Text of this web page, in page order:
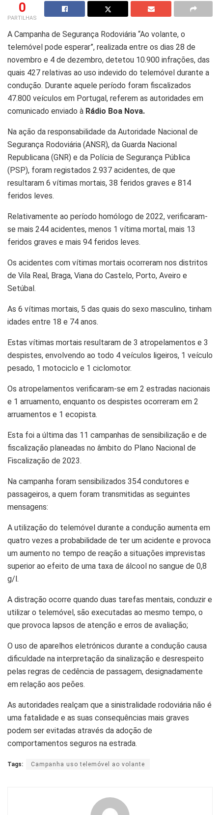
0
PARTILHAS
A Campanha de Segurança Rodoviária “Ao volante, o
telemóvel pode esperar”, realizada entre os dias 28 de
novembro e 4 de dezembro, detetou 10.900 infrações, das
quais 427 relativas ao uso indevido do telemóvel durante a
condução. Durante aquele período foram fiscalizados
47.800 veículos em Portugal, referem as autoridades em
comunicado enviado à Rádio Boa Nova.
Na ação da responsabilidade da Autoridade Nacional de
Segurança Rodoviária (ANSR), da Guarda Nacional
Republicana (GNR) e da Polícia de Segurança Pública
(PSP), foram registados 2.937 acidentes, de que
resultaram 6 vítimas mortais, 38 feridos graves e 814
feridos leves.
Relativamente ao período homólogo de 2022, verificaram-
se mais 244 acidentes, menos 1 vítima mortal, mais 13
feridos graves e mais 94 feridos leves.
Os acidentes com vítimas mortais ocorreram nos distritos
de Vila Real, Braga, Viana do Castelo, Porto, Aveiro e
Setúbal.
As 6 vítimas mortais, 5 das quais do sexo masculino, tinham
idades entre 18 e 74 anos.
Estas vítimas mortais resultaram de 3 atropelamentos e 3
despistes, envolvendo ao todo 4 veículos ligeiros, 1 veículo
pesado, 1 motociclo e 1 ciclomotor.
Os atropelamentos verificaram-se em 2 estradas nacionais
e 1 arruamento, enquanto os despistes ocorreram em 2
arruamentos e 1 ecopista.
Esta foi a última das 11 campanhas de sensibilização e de
fiscalização planeadas no âmbito do Plano Nacional de
Fiscalização de 2023.
Na campanha foram sensibilizados 354 condutores e
passageiros, a quem foram transmitidas as seguintes
mensagens:
A utilização do telemóvel durante a condução aumenta em
quatro vezes a probabilidade de ter um acidente e provoca
um aumento no tempo de reação a situações imprevistas
superior ao efeito de uma taxa de álcool no sangue de 0,8
g/l.
A distração ocorre quando duas tarefas mentais, conduzir e
utilizar o telemóvel, são executadas ao mesmo tempo, o
que provoca lapsos de atenção e erros de avaliação;
O uso de aparelhos eletrónicos durante a condução causa
dificuldade na interpretação da sinalização e desrespeito
pelas regras de cedência de passagem, designadamente
em relação aos peões.
As autoridades realçam que a sinistralidade rodoviária não é
uma fatalidade e as suas consequências mais graves
podem ser evitadas através da adoção de
comportamentos seguros na estrada.
Tags: Campanha uso telemóvel ao volante